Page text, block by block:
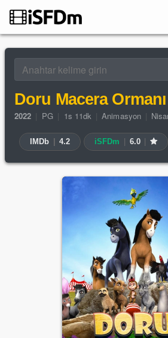
Doru Macera Ormanı
2022 PG 1s 11dk Animasyon
IMDb 4.2 iSFDm 6.0